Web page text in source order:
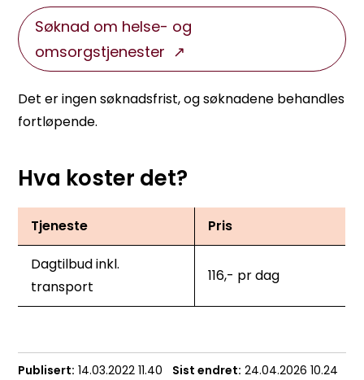
Søknad om helse- og
omsorgstjenester
Det er ingen søknadsfrist, og søknadene behandles
fortløpende.
Hva koster det?
Tjeneste Pris
Dagtilbud inkl.
transport
116,- pr dag
Publisert 14.03.2022 11.40 Sist endret 24.04.2026 10.24